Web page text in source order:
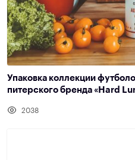
Упаковка коллекции
питерского бренда «Hard
2038